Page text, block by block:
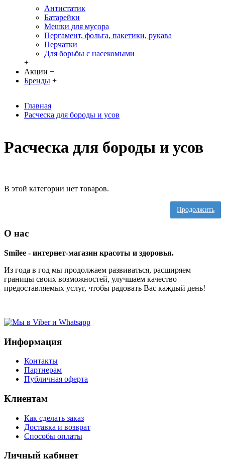
Антистатик
Батарейки
Мешки для мусора
Пергамент, фольга, пакетики, рукава
Перчатки
Для борьбы с насекомыми
+
Акции +
Бренды +
Главная
Расческа для бороды и усов
Расческа для бороды и усов
В этой категории нет товаров.
Продолжить
О нас
Smilee - интернет-магазин красоты и здоровья.
Из года в год мы продолжаем развиваться, расширяем
границы своих возможностей, улучшаем качество
предоставляемых услуг, чтобы радовать Вас каждый день!
Информация
Контакты
Партнерам
Публичная оферта
Клиентам
Как сделать заказ
Доставка и возврат
Способы оплаты
Личный кабинет